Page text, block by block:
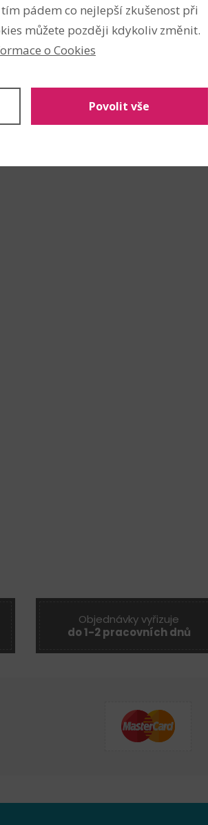
Objednávky vyřizuje
do 1-2 pracovních dnů
pádem co nejlepší zkušenost při
můžete později kdykoliv změnit.
o Cookies
Povolit vše